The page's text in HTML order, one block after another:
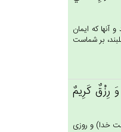
آنها كه ايمان
بر شماست
رِزْق‌ٌ كَرِيم‌ٌ
خدا) و روزى